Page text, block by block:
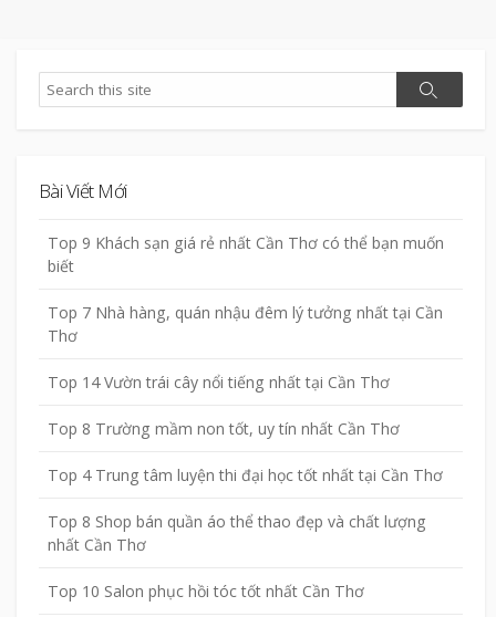
Search
Search
Bài Viết Mới
Top 9 Khách sạn giá rẻ nhất Cần Thơ có thể bạn muốn
biết
Top 7 Nhà hàng, quán nhậu đêm lý tưởng nhất tại Cần
Thơ
Top 14 Vườn trái cây nổi tiếng nhất tại Cần Thơ
Top 8 Trường mầm non tốt, uy tín nhất Cần Thơ
Top 4 Trung tâm luyện thi đại học tốt nhất tại Cần Thơ
Top 8 Shop bán quần áo thể thao đẹp và chất lượng
nhất Cần Thơ
Top 10 Salon phục hồi tóc tốt nhất Cần Thơ